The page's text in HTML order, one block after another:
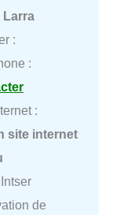
Larra
:
:
:
site internet
de